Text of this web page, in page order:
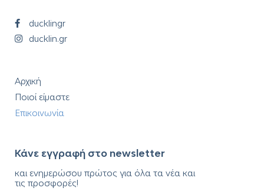
ducklingr
ducklin.gr
Αρχική
Ποιοί είμαστε
Επικοινωνία
Κάνε εγγραφή στο newsletter
και ενημερώσου πρώτος για όλα τα νέα και
τις προσφορές!